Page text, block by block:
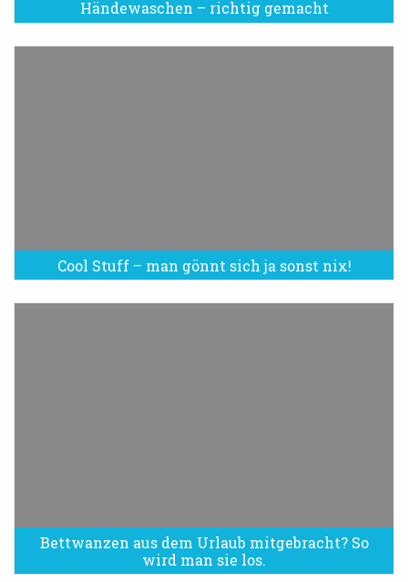
Händewaschen – richtig gemacht
Cool Stuff – man gönnt sich ja sonst nix!
Bettwanzen aus dem Urlaub mitgebracht? So
wird man sie los.
Bettwanzen sind eine Plage